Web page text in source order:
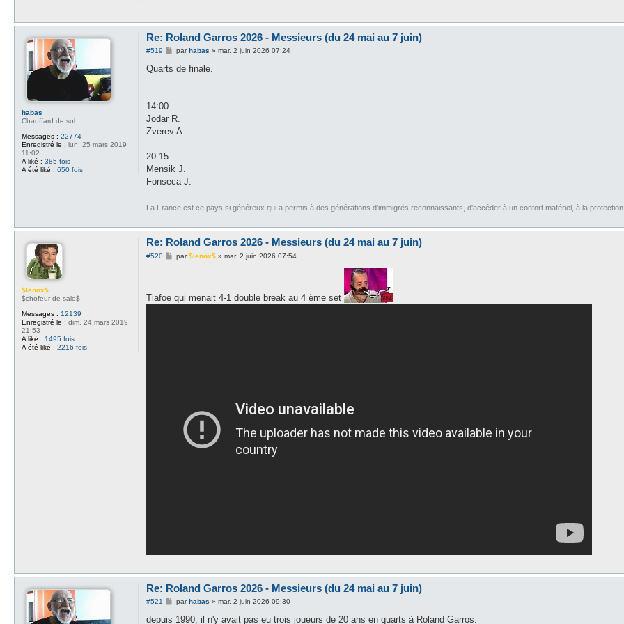
habas
Chauffard de sol
Messages : 22774
Enregistré le : lun. 25 mars 2019
11:02
A liké : 385 fois
A été liké : 650 fois
Re: Roland Garros 2026 - Messieurs (du 24 mai au 7 juin)
#519
M
s
par habas »mar. 2 juin 2026 07:24
Quarts de finale.
14:00
Jodar R.
Zverev A.
20:15
Mensik J.
Fonseca J.
La France est ce pays si généreux qui a permis à des générations d'immigrés reconnaissants, d'accéder à un confort matériel, à la
$lenox$
$chofeur de sale$
Messages : 12139
Enregistré le : dim. 24 mars 2019
21:53
A liké : 1495 fois
A été liké : 2216 fois
Re: Roland Garros 2026 - Messieurs (du 24 mai au 7 juin)
#520
M
g
e
par$lenox$ »mar. 2 juin 2026 07:54
Tiafoe qui menait 4-1 double break au 4 ème set
Re: Roland Garros 2026 - Messieurs (du 24 mai au 7 juin)
#521
M
s
parhabas »mar. 2 juin 2026 09:30
depuis 1990, il n'y avait pas eu trois joueurs de 20 ans en quarts à Roland Garros.